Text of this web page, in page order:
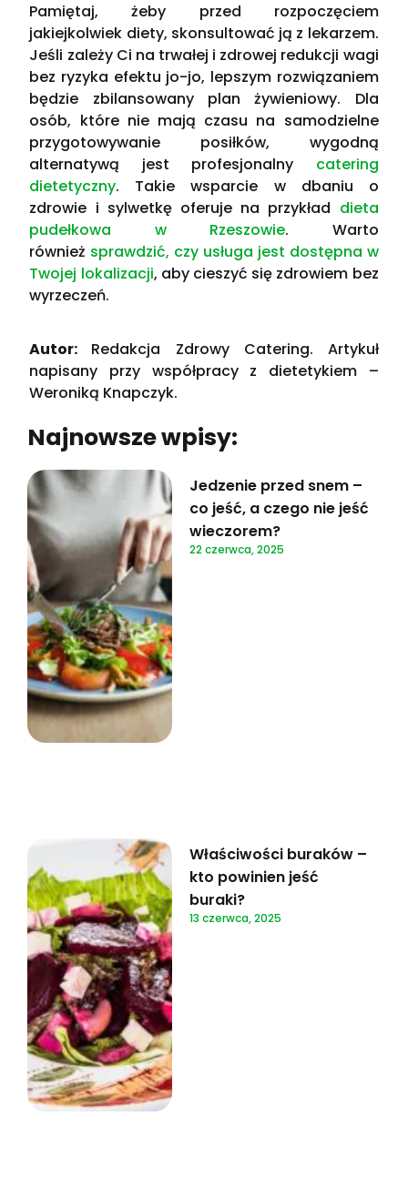
Pamiętaj, żeby przed rozpoczęciem
jakiejkolwiek diety, skonsultować ją z lekarzem.
Jeśli zależy Ci na trwałej i zdrowej redukcji wagi
bez ryzyka efektu jo-jo, lepszym rozwiązaniem
będzie zbilansowany plan żywieniowy. Dla
osób, które nie mają czasu na samodzielne
przygotowywanie posiłków, wygodną
alternatywą jest profesjonalny catering
dietetyczny. Takie wsparcie w dbaniu o
zdrowie i sylwetkę oferuje na przykład dieta
pudełkowa w Rzeszowie. Warto
również sprawdzić, czy usługa jest dostępna w
Twojej lokalizacji, aby cieszyć się zdrowiem bez
wyrzeczeń.
Autor: Redakcja Zdrowy Catering. Artykuł
napisany przy współpracy z dietetykiem –
Weroniką Knapczyk.
Najnowsze wpisy:
Jedzenie przed snem –
co jeść, a czego nie jeść
wieczorem?
22 czerwca, 2025
Właściwości buraków –
kto powinien jeść
buraki?
13 czerwca, 2025